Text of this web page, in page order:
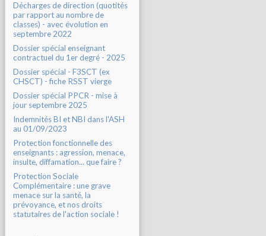
Décharges de direction (quotités
par rapport au nombre de
classes) - avec évolution en
septembre 2022
Dossier spécial enseignant
contractuel du 1er degré - 2025
Dossier spécial - F3SCT (ex
CHSCT) - fiche RSST vierge
Dossier spécial PPCR - mise à
jour septembre 2025
Indemnités BI et NBI dans l'ASH
au 01/09/2023
Protection fonctionnelle des
enseignants : agression, menace,
insulte, diffamation... que faire ?
Protection Sociale
Complémentaire : une grave
menace sur la santé, la
prévoyance, et nos droits
statutaires de l'action sociale !